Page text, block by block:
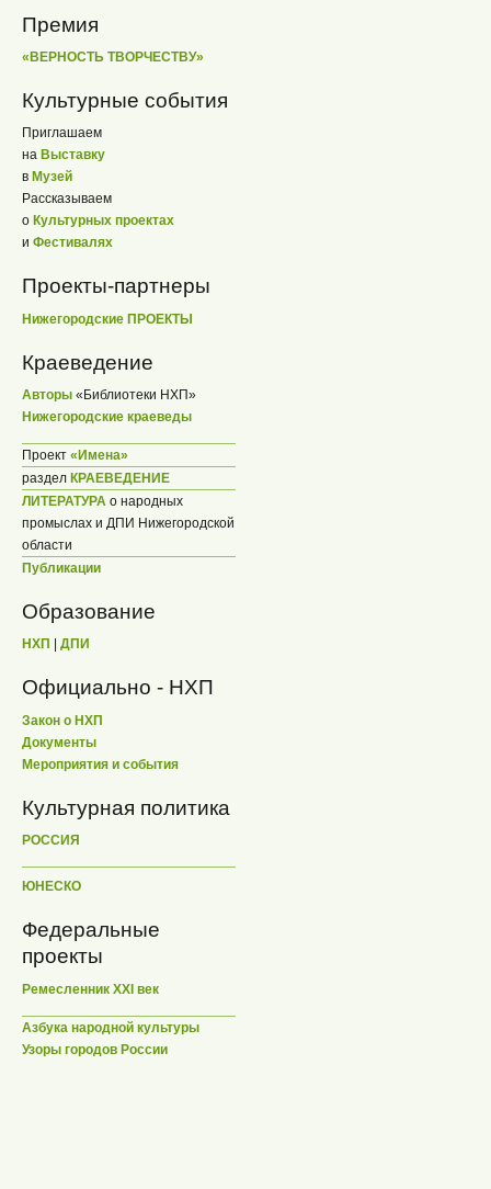
Премия
«ВЕРНОСТЬ ТВОРЧЕСТВУ»
Культурные события
Приглашаем
на Выставку
в Музей
Рассказываем
о Культурных проектах
и Фестивалях
Проекты-партнеры
Нижегородские ПРОЕКТЫ
Краеведение
Авторы «Библиотеки НХП»
Нижегородские краеведы
Проект «Имена»
раздел КРАЕВЕДЕНИЕ
ЛИТЕРАТУРА о народных
промыслах и ДПИ Нижегородской
области
Публикации
Образование
НХП ДПИ
Официально - НХП
Закон о НХП
Документы
Мероприятия и события
Культурная политика
РОССИЯ
ЮНЕСКО
Федеральные
проекты
Ремесленник XXI век
Азбука народной культуры
Узоры городов России